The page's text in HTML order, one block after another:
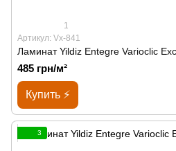
1
Артикул: Vx-841
Ламинат Yildiz Entegre Varioclic
485 грн/м²
Купить ⚡
3